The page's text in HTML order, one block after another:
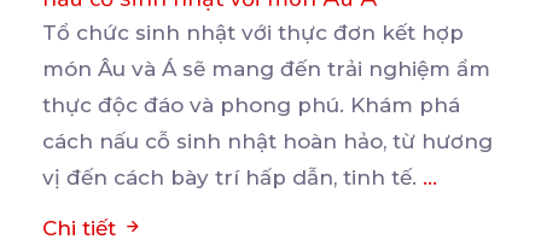
Tổ chức sinh nhật với thực đơn kết hợp
món Âu và Á sẽ mang đến trải nghiệm ẩm
thực độc đáo và phong phú. Khám phá
cách nấu cỗ sinh nhật hoàn hảo, từ hương
vị đến cách bày trí hấp dẫn, tinh tế. ...
Chi tiết